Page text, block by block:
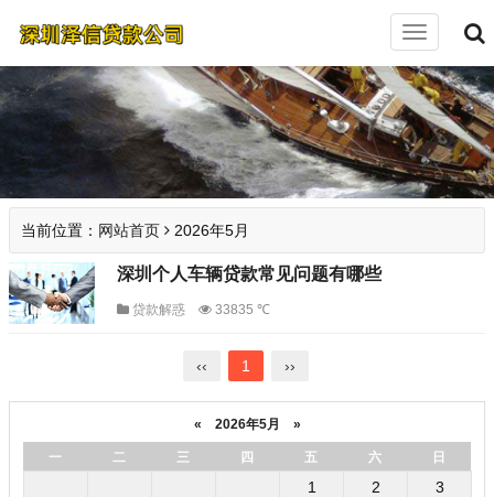
切
导
航
当前位置： 网站首页 2026年5月
深圳个人车辆贷款常见问题有哪些
贷款解惑 33835 ℃
‹‹ 1 ››
« 2026年5月 »
一 二 三 四 五 六 日
1 2
3